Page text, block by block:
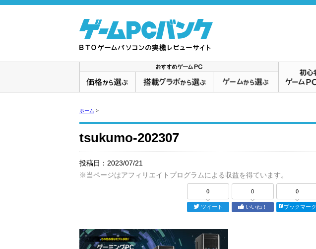
ホーム >
tsukumo-202307
投稿日： 2023/07/21
※当ページはアフィリエイトプログラムによる収益を得ています。
0
ツイート
0
いいね！
0
ブックマーク